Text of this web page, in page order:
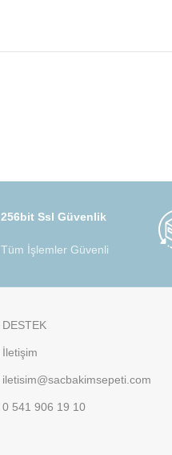
256bit Ssl Güvenlik
Tüm İşlemler Güvenli
DESTEK
İletişim
iletisim@sacbakimsepeti.com
0 541 906 19 10